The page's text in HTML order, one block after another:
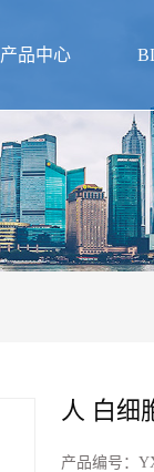
产品中心
人 白细
产品编号：